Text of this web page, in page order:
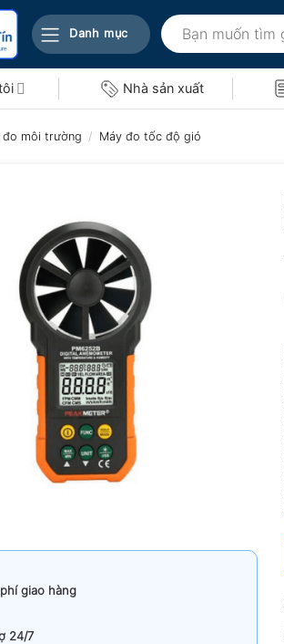
Danh mục
Tìm
kiếm:
Nhà sản xuất
đo môi trường / Máy đo tốc độ gió
giao hàng
24/7